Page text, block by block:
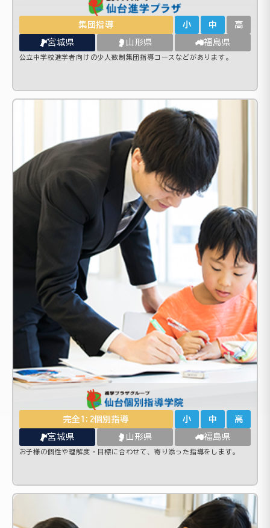
集団指導 小 中 高
宮城県 山形県 福島県
公立中学校進学者向けの少人数制集団指導コースなどがあります。
完全1:2個別指導 小 中 高
宮城県 山形県 福島県
お子様の個性や理解度・目標に合わせて、寄り添った指導をします。